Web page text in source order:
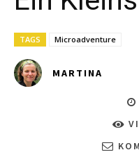
TAGS Microadventure
MARTINA